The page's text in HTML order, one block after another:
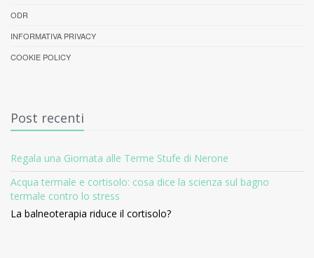
ODR
INFORMATIVA PRIVACY
COOKIE POLICY
Post recenti
Regala una Giornata alle Terme Stufe di Nerone
Acqua termale e cortisolo: cosa dice la scienza sul bagno
termale contro lo stress
La balneoterapia riduce il cortisolo?